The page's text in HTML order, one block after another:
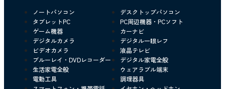
ノートパソコン
デスクトップパソコン
タブレットPC
PC周辺機器・PCソフト
ゲーム機器
カーナビ
デジタルカメラ
デジタル一眼レフ
ビデオカメラ
液晶テレビ
ブルーレイ・DVDレコーダー
デジタル家電全般
生活家電全般
ウェアラブル端末
電動工具
調理器具